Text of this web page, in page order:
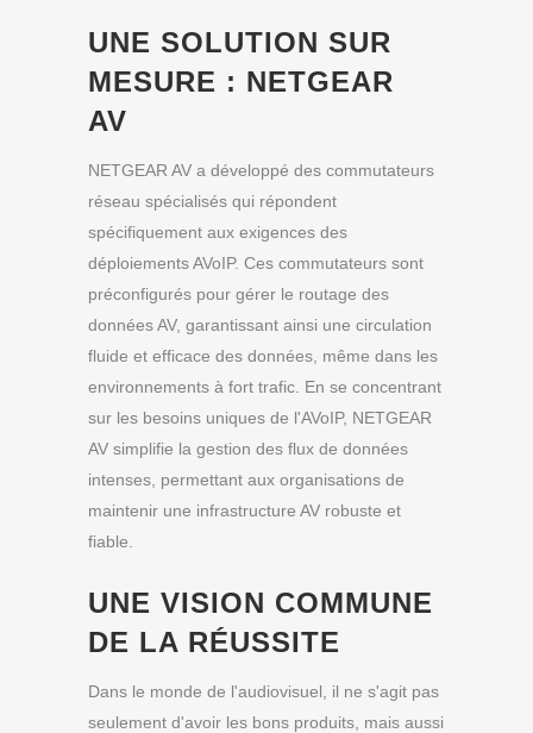
UNE SOLUTION SUR
MESURE : NETGEAR
AV
NETGEAR AV a développé des commutateurs
réseau spécialisés qui répondent
spécifiquement aux exigences des
déploiements AVoIP. Ces commutateurs sont
préconfigurés pour gérer le routage des
données AV, garantissant ainsi une circulation
fluide et efficace des données, même dans les
environnements à fort trafic. En se concentrant
sur les besoins uniques de l'AVoIP, NETGEAR
AV simplifie la gestion des flux de données
intenses, permettant aux organisations de
maintenir une infrastructure AV robuste et
fiable.
UNE VISION COMMUNE
DE LA RÉUSSITE
Dans le monde de l'audiovisuel, il ne s'agit pas
seulement d'avoir les bons produits, mais aussi